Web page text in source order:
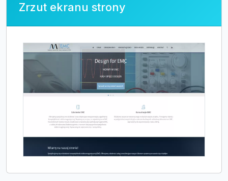
Zrzut ekranu strony